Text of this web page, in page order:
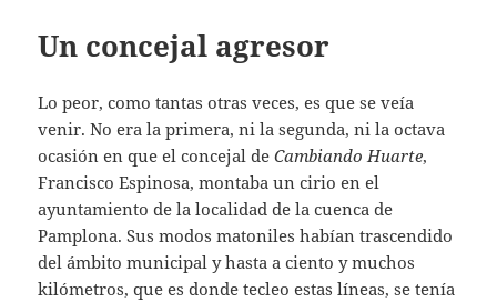
Un concejal agresor
Lo peor, como tantas otras veces, es que se veía
venir. No era la primera, ni la segunda, ni la octava
ocasión en que el concejal deCambiando Huarte,
Francisco Espinosa, montaba un cirio en el
ayuntamiento de la localidad de la cuenca de
Pamplona. Sus modos matoniles habían trascendido
del ámbito municipal y hasta a ciento y muchos
kilómetros, que es donde tecleo estas líneas, se tenía